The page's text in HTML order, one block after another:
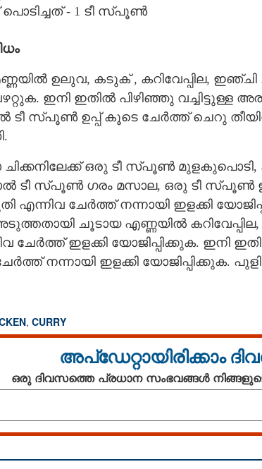
- 1 ടീ സ്പൂൺ
ഉലുവ, കടുക് , കറിവേപ്പില,
ഇനി ഇതിൽ പിഴിഞ്ഞു വച്ചിട്ടുള്ള
ടീ സ്പൂൺ ഉപ്പ് കൂടെ ചേർത്ത് ചെറു
ഒരു ടീ സ്പൂൺ
ടീ സ്പൂൺ ഗരം മസാല, ഒരു ടീ സ്പൂൺ
എന്നിവ ചേർത്ത് നന്നായി ഇളക്കി
ചൂടായ എണ്ണയിൽ
ചേർത്ത് ഇളക്കി യോജിപ്പിക്കുക.
ചേർത്ത് നന്നായി ഇളക്കി യോജിപ്പിക്കുക.
, CURRY
അപ്ഡേറ്റായിരിക്കാം
ഒരു ദിവസത്തെ പ്രധാന സംഭവങ്ങൾ
പുളിയിഞ്ചി ചിക്കൻ കഴിച്ചിട്ടുണ്ടോ?
ഒരുതവണ ട്രെെ ചെയ്താൽ പിന്നെ
സ്ഥിരമാക്കും